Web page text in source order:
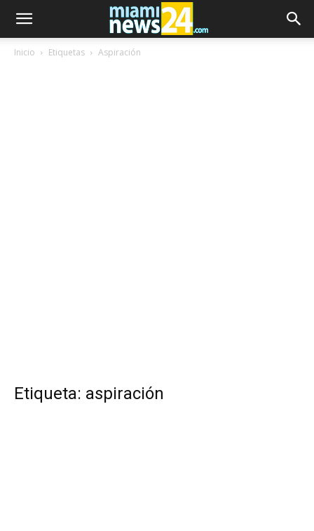
Inicio Etiquetas Aspiración
Etiqueta: aspiración